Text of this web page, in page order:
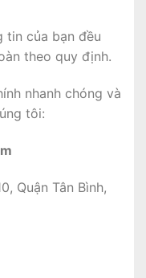
tin của bạn đều
theo quy định.
nhanh chóng và
tôi:
Quận Tân Bình,